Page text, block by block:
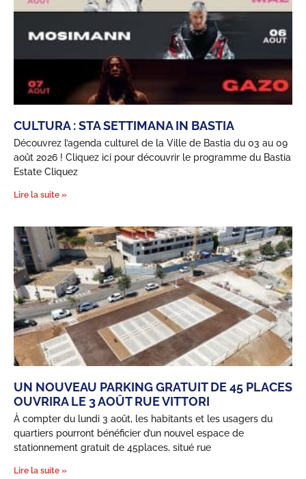
CULTURA : STA SETTIMANA IN BASTIA
Découvrez l’agenda culturel de la Ville de Bastia du 03 au 09
août 2026 ! Cliquez ici pour découvrir le programme du Bastia
Estate Cliquez
Lire la suite »
UN NOUVEAU PARKING GRATUIT DE 45 PLACES
OUVRIRA LE 3 AOÛT RUE VITTORI
À compter du lundi 3 août, les habitants et les usagers du
quartiers pourront bénéficier d’un nouvel espace de
stationnement gratuit de 45places, situé rue
Lire la suite »